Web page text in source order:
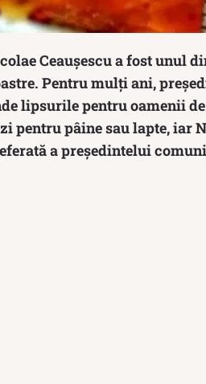
Ceaușescu a fost unul
Pentru mulți ani,
lipsurile pentru oamenii
pentru pâine sau lapte, iar
a președintelui